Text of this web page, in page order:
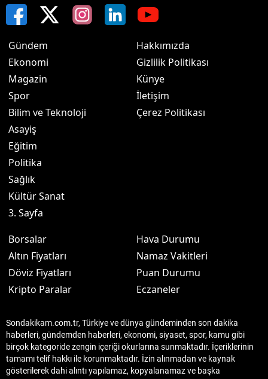
Gündem
Ekonomi
Magazin
Spor
Bilim ve Teknoloji
Asayiş
Eğitim
Politika
Sağlık
Kültür Sanat
3. Sayfa
Hakkımızda
Gizlilik Politikası
Künye
İletişim
Çerez Politikası
Borsalar
Altın Fiyatları
Döviz Fiyatları
Kripto Paralar
Hava Durumu
Namaz Vakitleri
Puan Durumu
Eczaneler
Sondakikam.com.tr, Türkiye ve dünya gündeminden son dakika
haberleri, gündemden haberleri, ekonomi, siyaset, spor, kamu gibi
birçok kategoride zengin içeriği okurlarına sunmaktadır. İçeriklerinin
tamamı telif hakkı ile korunmaktadır. İzin alınmadan ve kaynak
gösterilerek dahi alıntı yapılamaz, kopyalanamaz ve başka